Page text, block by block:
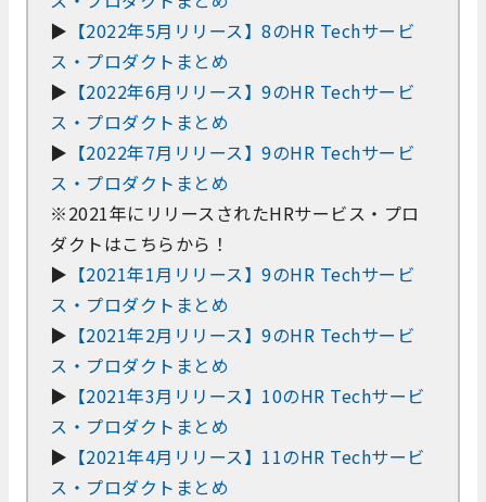
▶ 【2022年5月リリース】8のHR Techサービ
ス・プロダクトまとめ
▶ 【2022年6月リリース】9のHR Techサービ
ス・プロダクトまとめ
▶ 【2022年7月リリース】9のHR Techサービ
ス・プロダクトまとめ
※2021年にリリースされたHRサービス・プロ
ダクトはこちらから！
▶ 【2021年1月リリース】9のHR Techサービ
ス・プロダクトまとめ
▶ 【2021年2月リリース】9のHR Techサービ
ス・プロダクトまとめ
▶ 【2021年3月リリース】10のHR Techサービ
ス・プロダクトまとめ
▶ 【2021年4月リリース】11のHR Techサービ
ス・プロダクトまとめ